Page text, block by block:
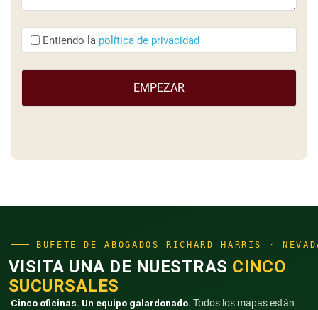
Entiendo
que
(Obligatorio)
Entiendo la política de privacidad
BUFETE DE ABOGADOS RICHARD HARRIS ·
VISITA UNA DE NUESTRAS CINCO
SUCURSALES
Cinco oficinas. Un equipo galardonado. Todos los mapas están